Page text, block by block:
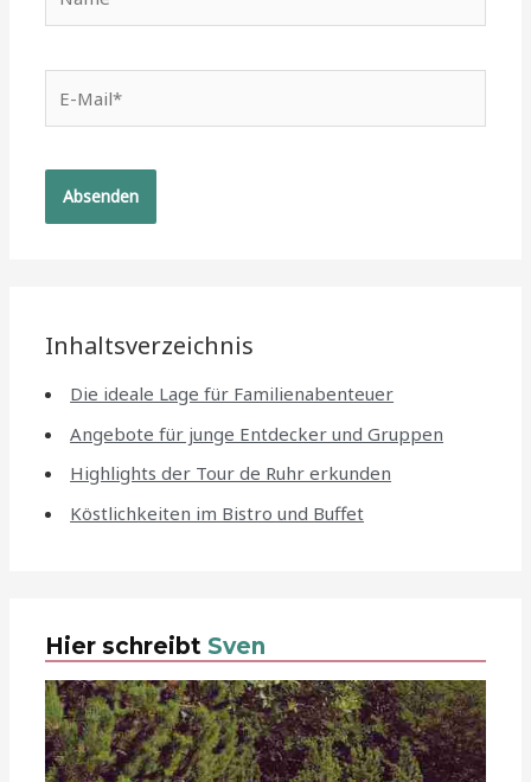
Mail*
Inhaltsverzeichnis
Die ideale Lage für Familienabenteuer
Angebote für junge Entdecker und Gruppen
Highlights der Tour de Ruhr erkunden
Köstlichkeiten im Bistro und Buffet
Hier schreibt Sven